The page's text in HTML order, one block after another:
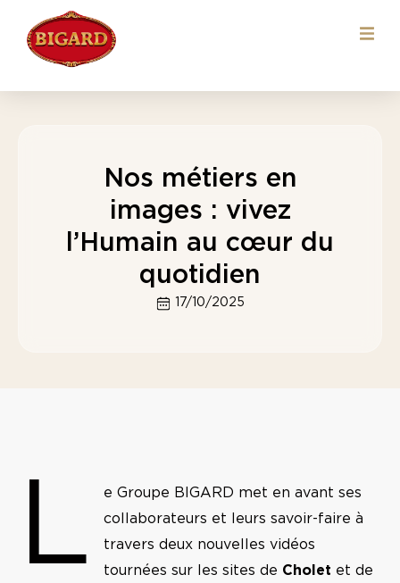
Nos métiers en
images : vivez
l’Humain au cœur du
quotidien
17/10/2025
L
e Groupe BIGARD met en avant ses
collaborateurs et leurs savoir-faire à
travers deux nouvelles vidéos
tournées sur les sites de Cholet et de